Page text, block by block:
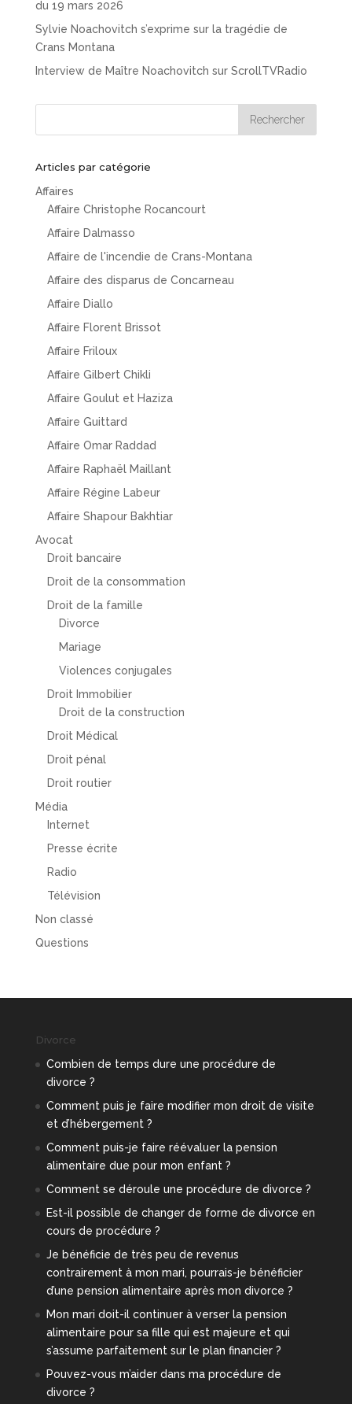
du 19 mars 2026
Sylvie Noachovitch s’exprime sur la tragédie de
Crans Montana
Interview de Maître Noachovitch sur ScrollTVRadio
Articles par catégorie
Affaires
Affaire Christophe Rocancourt
Affaire Dalmasso
Affaire de l'incendie de Crans-Montana
Affaire des disparus de Concarneau
Affaire Diallo
Affaire Florent Brissot
Affaire Friloux
Affaire Gilbert Chikli
Affaire Goulut et Haziza
Affaire Guittard
Affaire Omar Raddad
Affaire Raphaël Maillant
Affaire Régine Labeur
Affaire Shapour Bakhtiar
Avocat
Droit bancaire
Droit de la consommation
Droit de la famille
Divorce
Mariage
Violences conjugales
Droit Immobilier
Droit de la construction
Droit Médical
Droit pénal
Droit routier
Média
Internet
Presse écrite
Radio
Télévision
Non classé
Questions
Divorce
Combien de temps dure une procédure de
divorce ?
Comment puis je faire modifier mon droit de visite
et d’hébergement ?
Comment puis-je faire réévaluer la pension
alimentaire due pour mon enfant ?
Comment se déroule une procédure de divorce ?
Est-il possible de changer de forme de divorce en
cours de procédure ?
Je bénéficie de très peu de revenus
contrairement à mon mari, pourrais-je bénéficier
d’une pension alimentaire après mon divorce ?
Mon mari doit-il continuer à verser la pension
alimentaire pour sa fille qui est majeure et qui
s’assume parfaitement sur le plan financier ?
Pouvez-vous m’aider dans ma procédure de
divorce ?